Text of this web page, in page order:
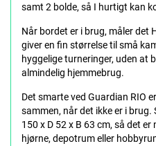
samt 2 bolde, så I hurtigt kan
Når bordet er i brug, måler det
giver en fin størrelse til små
hyggelige turneringer, uden at
almindelig hjemmebrug.
Det smarte ved Guardian RIO
sammen, når det ikke er i
150 x D 52 x B 63 cm, så det
hjørne, depotrum eller